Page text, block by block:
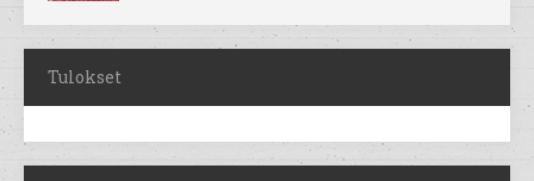
Tulokset